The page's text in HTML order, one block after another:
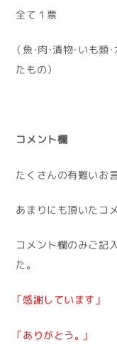
全て１票
（魚・肉・漬物・いも
たもの）
コメント欄
たくさんの有難いお
あまりにも頂いたコ
コメント欄のみご記
た。
「感謝しています」
「ありがとう。」